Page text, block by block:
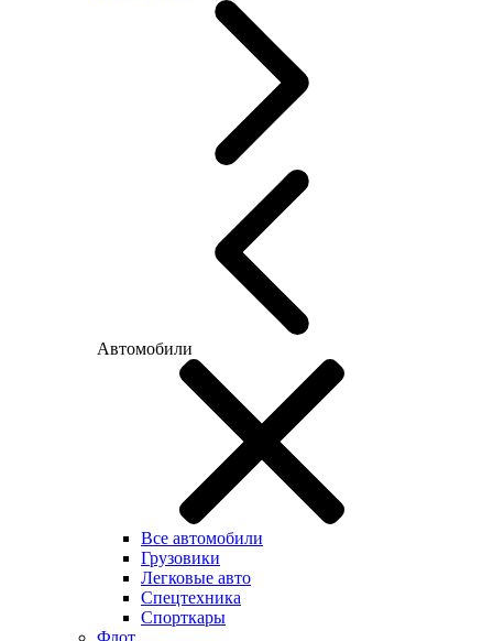
Автомобили
Все автомобили
Грузовики
Легковые авто
Спецтехника
Спорткары
Флот